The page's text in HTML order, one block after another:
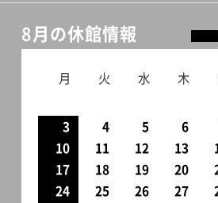
8月の休館情報
月 火 水 木
3
4 5 6
10
11 12 13
17
18 19 20
24
25 26 27